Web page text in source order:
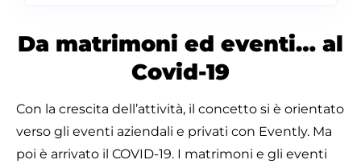
Da matrimoni ed eventi… al
Covid-19
Con la crescita dell’attività, il concetto si è orientato
verso gli eventi aziendali e privati con Evently. Ma
poi è arrivato il COVID-19. I matrimoni e gli eventi